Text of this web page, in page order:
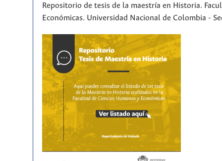
Repositorio de tesis de la maestría en Historia.
Económicas. Universidad Nacional de Colombia -